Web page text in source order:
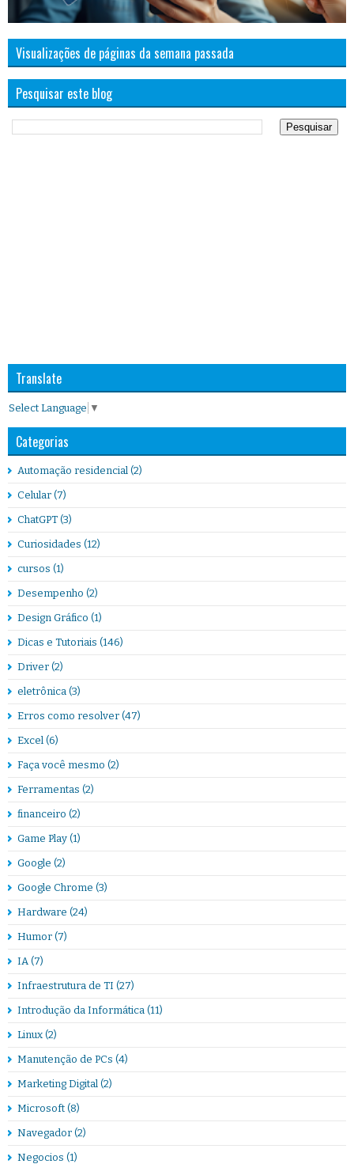
Visualizações de páginas da semana passada
Pesquisar este blog
Translate
Select Language ▼
Categorias
Automação residencial (2)
Celular (7)
ChatGPT (3)
Curiosidades (12)
cursos (1)
Desempenho (2)
Design Gráfico (1)
Dicas e Tutoriais (146)
Driver (2)
eletrônica (3)
Erros como resolver (47)
Excel (6)
Faça você mesmo (2)
Ferramentas (2)
financeiro (2)
Game Play (1)
Google (2)
Google Chrome (3)
Hardware (24)
Humor (7)
IA (7)
Infraestrutura de TI (27)
Introdução da Informática (11)
Linux (2)
Manutenção de PCs (4)
Marketing Digital (2)
Microsoft (8)
Navegador (2)
Negocios (1)